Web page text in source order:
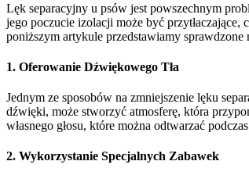
Lęk separacyjny u psów jest powszechnym
jego poczucie izolacji może być przytłaczające,
poniższym artykule przedstawiamy
1. Oferowanie Dźwiękowego Tła
Jednym ze sposobów na zmniejszenie lęku
dźwięki, może stworzyć atmosferę, która
własnego głosu, które można odtwarzać
2. Wykorzystanie Specjalnych Zabawek